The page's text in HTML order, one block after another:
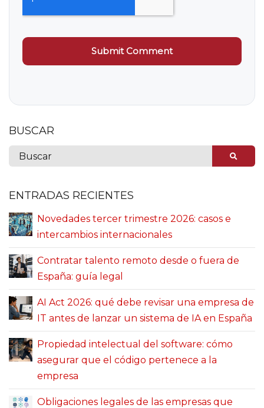
BUSCAR
ENTRADAS RECIENTES
Novedades tercer trimestre 2026: casos e
intercambios internacionales
Contratar talento remoto desde o fuera de
España: guía legal
AI Act 2026: qué debe revisar una empresa de
IT antes de lanzar un sistema de IA en España
Propiedad intelectual del software: cómo
asegurar que el código pertenece a la
empresa
Obligaciones legales de las empresas que